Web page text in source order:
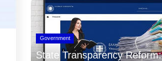
Government
State Transparency Reform: